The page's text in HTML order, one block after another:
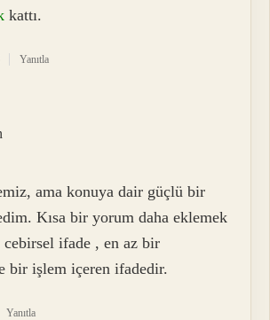
kattı.
Yanıtla
ama konuya dair güçlü bir
Kısa bir yorum daha eklemek
ifade , en az bir
bir işlem içeren ifadedir.
Yanıtla